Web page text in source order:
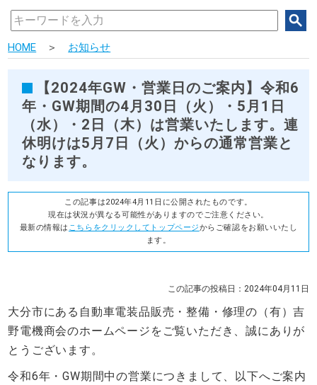
HOME ＞ お知らせ
【2024年GW・営業日のご案内】令和6
年・GW期間の4月30日（火）・5月1日
（水）・2日（木）は営業いたします。連
休明けは5月7日（火）からの通常営業と
なります。
この記事は2024年4月11日に公開されたものです。
現在は状況が異なる可能性がありますのでご注意ください。
最新の情報は こちらをクリックしてトップページからご確認をお願いいたし
ます。
この記事の投稿日：2024年04月11日
大分市にある自動車電装品販売・整備・修理の（有）吉
野電機商会のホームページをご覧いただき、誠にありが
とうございます。
令和6年・GW期間中の営業につきまして、以下へご案内